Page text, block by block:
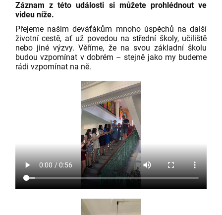
Záznam z této události si můžete prohlédnout ve
videu níže.
Přejeme našim deváťákům mnoho úspěchů na další
životní cestě, ať už povedou na střední školy, učiliště
nebo jiné výzvy. Věříme, že na svou základní školu
budou vzpomínat v dobrém – stejně jako my budeme
rádi vzpomínat na ně.